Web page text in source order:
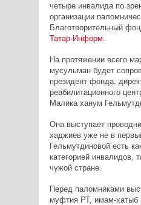
четыре инвалида по
организации
Благотворительный
Татар-Информ
На протяжении всего
мусульман будет
президент фонда,
реабилитационного
Малика ханум
Она выступает
хаджиев уже не в
Гельмутдиновой есть
категорией инвалидов,
чужой стране.
Перед паломниками
муфтия РТ, имам-хатыб